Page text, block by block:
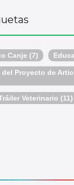
Canje (7)
Proyecto de
Veterinario (11)